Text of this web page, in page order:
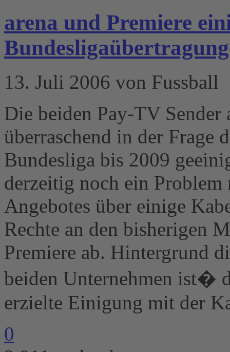
arena und Premiere
13. Juli 2006 von Fussball
Die beiden Pay-TV Sender
überraschend in der Frage
Bundesliga bis 2009
derzeitig noch ein
Angebotes über einige
Rechte an den bisherigen
Premiere ab. Hintergrund
beiden Unternehmen ist�
erzielte Einigung mit der
0